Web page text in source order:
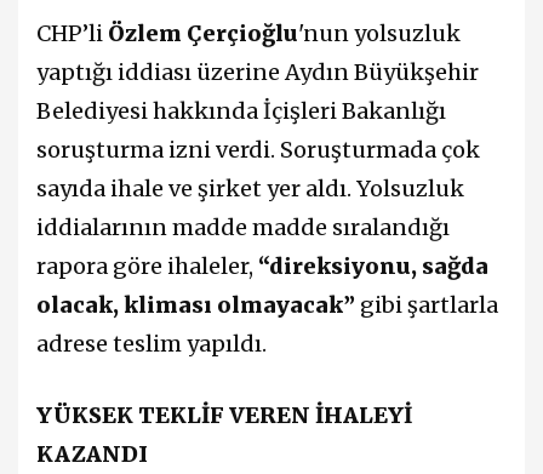
CHP’li Özlem Çerçioğlu'nun yolsuzluk
yaptığı iddiası üzerine Aydın Büyükşehir
Belediyesi hakkında İçişleri Bakanlığı
soruşturma izni verdi. Soruşturmada çok
sayıda ihale ve şirket yer aldı. Yolsuzluk
iddialarının madde madde sıralandığı
rapora göre ihaleler, “direksiyonu, sağda
olacak, kliması olmayacak” gibi şartlarla
adrese teslim yapıldı.
YÜKSEK TEKLİF VEREN İHALEYİ
KAZANDI